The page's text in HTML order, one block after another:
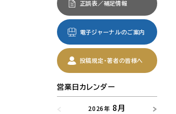
正誤表／補足情報
電子ジャーナルのご案内
投稿規定・著者の皆様へ
営業日カレンダー
2026年 8月